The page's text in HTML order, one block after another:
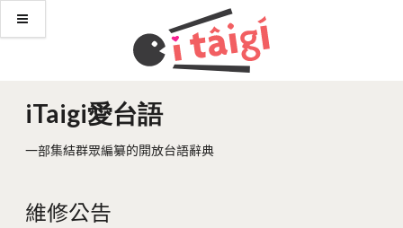
iTaigi愛台語
一部集結群眾編纂的開放台語辭典
維修公告